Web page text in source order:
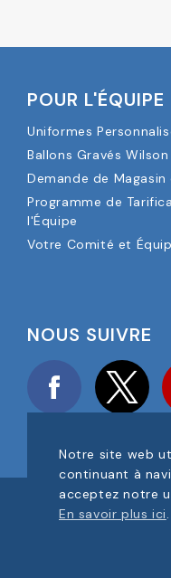
POUR L'ÉQUIPE
Uniformes
Ballons Gravés Wilson
Demande de Magasin
Programme de
l'Équipe
Votre Comité et
NOUS SUIVRE
Facebook
COPYRIGHT © 2025
Notre site web
continuant à
acceptez notre
En savoir plus ici.